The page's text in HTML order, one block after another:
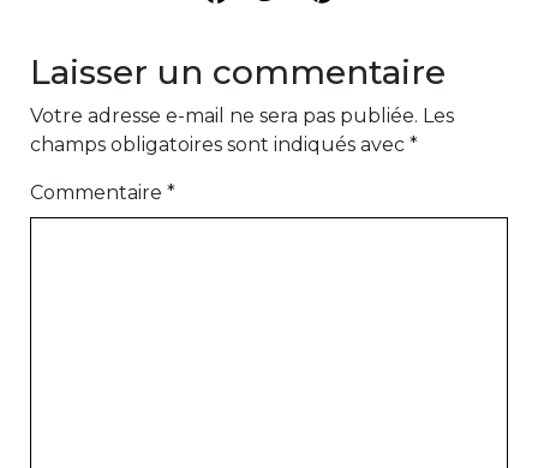
Laisser un commentaire
Votre adresse e-mail ne sera pas publiée. Les
champs obligatoires sont indiqués avec *
Commentaire *